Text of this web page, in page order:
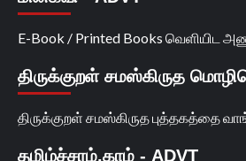
E-Book / Printed Books வெளியிட
திருக்குறள் சமஸ்கிருத
திருக்குறள் சமஸ்கிருத புத்தகத்தை
தமிழ்ச்சரம்.காம் - ADVT